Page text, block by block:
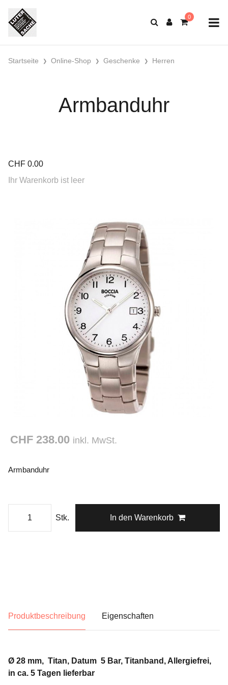
Startseite Online-Shop Geschenke Herren
Armbanduhr
CHF 0.00
Ihr Warenkorb ist leer
CHF 238.00 inkl. MwSt.
Armbanduhr
Stk. In den Warenkorb
Produktbeschreibung Eigenschaften
Ø 28 mm, Titan, Datum 5 Bar, Titanband, Allergiefrei,
in ca. 5 Tagen lieferbar